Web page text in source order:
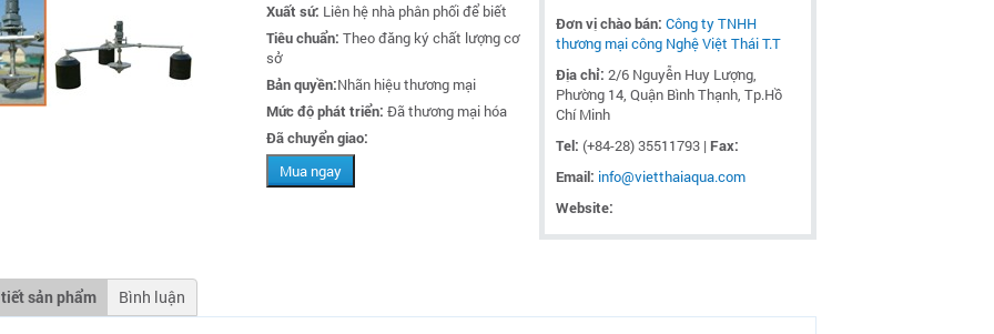
Xuất sứ: Liên hệ nhà phân phối để biết
Tiêu chuẩn: Theo đăng ký chất lượng cơ
sở
Bản quyền:Nhãn hiệu thương mại
Mức độ phát triển: Đã thương mại hóa
Đã chuyển giao:
Mua ngay
Đơn vị chào bán: Công ty TNHH
thương mại công Nghệ Việt Thái T.T
Địa chỉ: 2/6 Nguyễn Huy Lượng,
Phường 14, Quận Bình Thạnh, Tp.Hồ
Chí Minh
Tel: (+84-28) 35511793 | Fax:
Email: info@vietthaiaqua.com
Website:
sản phẩm Bình luận